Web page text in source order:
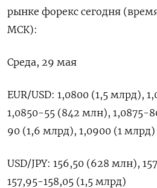
рынке форекс сегодня
МСК):
Среда, 29 мая
EUR/USD: 1,0800 (1,5 млрд),
1,0850-55 (842 млн), 1,0875-
90 (1,6 млрд), 1,0900 (1 млрд)
USD/JPY: 156,50 (628 млн),
157,95-158,05 (1,5 млрд)